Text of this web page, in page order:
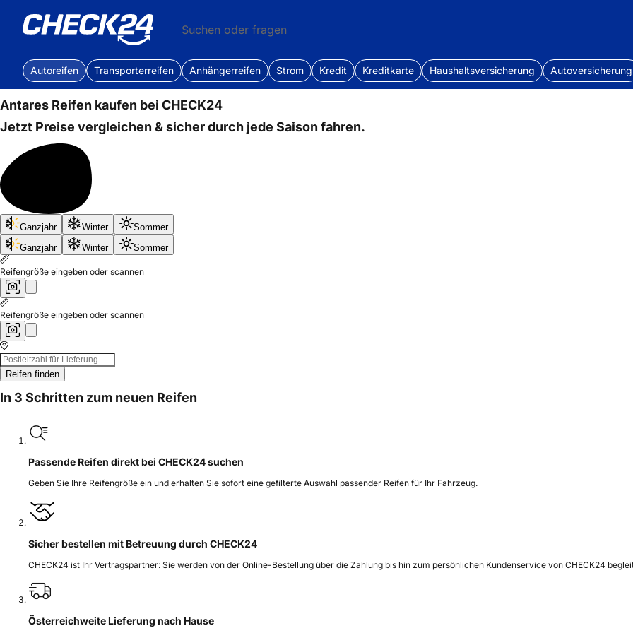
Suchen oder fragen
Autoreifen Transporterreifen Anhängerreifen Strom Kredit Kreditkarte Haushaltsversicherung Autoversicherung
Antares Reifen kaufen bei CHECK24
Jetzt Preise vergleichen & sicher durch jede Saison fahren.
Bis
50%
sparen
Ganzjahr Winter
Sommer
Ganzjahr
Winter Sommer
Reifengröße eingeben oder scannen
Reifengröße eingeben oder scannen
Reifen finden
In 3 Schritten zum neuen Reifen
Passende Reifen direkt bei CHECK24 suchen
Geben Sie Ihre Reifengröße ein und erhalten Sie sofort eine gefilterte Auswahl passender Reifen für Ihr Fahrzeug.
Sicher bestellen mit Betreuung durch CHECK24
CHECK24 ist Ihr Vertragspartner: Sie werden von der Online-Bestellung über die Zahlung bis hin zum persönlichen Kundenservice von CHECK24
Österreichweite Lieferung nach Hause